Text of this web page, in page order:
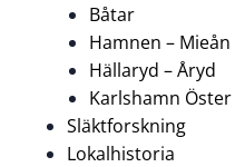
Båtar
Hamnen – Mieån
Hällaryd – Åryd
Karlshamn Öster
Släktforskning
Lokalhistoria